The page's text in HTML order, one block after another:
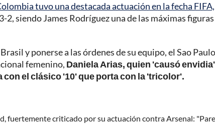
tuvo una destacada actuación en la fecha FIFA,
2, siendo James Rodríguez una de las máximas
y ponerse a las órdenes de su equipo, el Sao
femenino, Daniela Arias,quien 'causó
con el clásico '10' que porta con la 'tricolor'.
fuertemente criticado por su actuación contra Arsenal: